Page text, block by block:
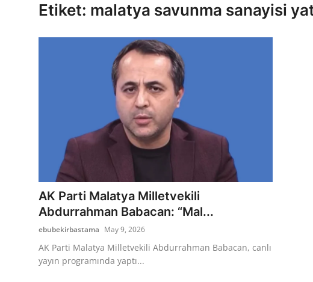
Etiket: malatya savunma sanayisi
AK Parti Malatya Milletvekili
Abdurrahman Babacan: “Mal...
ebubekirbastama May 9, 2026
AK Parti Malatya Milletvekili Abdurrahman Babacan, canlı
yayın programında yaptı...